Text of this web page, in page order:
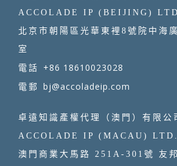
ACCOLADE IP (BEIJING)
北京市朝陽區光華東裡8號院中海
室
電話 +86 18610023028
電郵 bj@accoladeip.com
卓遠知識產權代理（澳門）有限公
ACCOLADE IP (MACAU) LTD.
澳門商業大馬路 251A-301號 友